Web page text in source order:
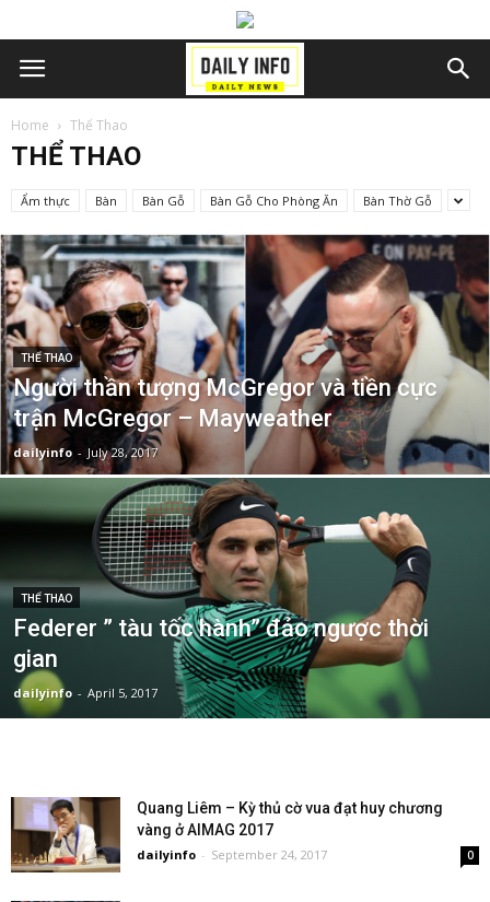
Home Thể Thao
THỂ THAO
Ẩm thực Bàn Bàn Gỗ Bàn Gỗ Cho Phòng Ăn Bàn Thờ Gỗ
THỂ THAO
Người thần tượng McGregor và tiền cực
trận McGregor – Mayweather
dailyinfo - July 28, 2017
THỂ THAO
Federer ” tàu tốc hành” đảo ngược thời
gian
dailyinfo - April 5, 2017
Quang Liêm – Kỳ thủ cờ vua đạt huy chương
vàng ở AIMAG 2017
dailyinfo - September 24, 2017 0